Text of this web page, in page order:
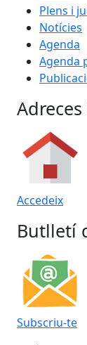
Plens i
Notícies
Agenda
Agenda
Accedeix
Butlletí
Subscriu-te